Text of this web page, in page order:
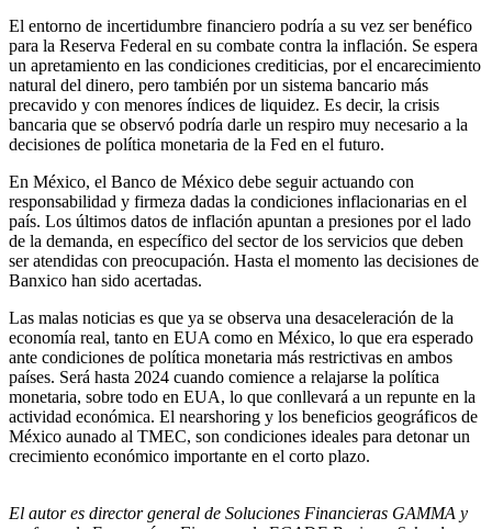
El entorno de incertidumbre financiero podría a su vez ser benéfico
para la Reserva Federal en su combate contra la inflación. Se espera
un apretamiento en las condiciones crediticias, por el encarecimiento
natural del dinero, pero también por un sistema bancario más
precavido y con menores índices de liquidez. Es decir, la crisis
bancaria que se observó podría darle un respiro muy necesario a la
decisiones de política monetaria de la Fed en el futuro.
En México, el Banco de México debe seguir actuando con
responsabilidad y firmeza dadas la condiciones inflacionarias en el
país. Los últimos datos de inflación apuntan a presiones por el lado
de la demanda, en específico del sector de los servicios que deben
ser atendidas con preocupación. Hasta el momento las decisiones de
Banxico han sido acertadas.
Las malas noticias es que ya se observa una desaceleración de la
economía real, tanto en EUA como en México, lo que era esperado
ante condiciones de política monetaria más restrictivas en ambos
países. Será hasta 2024 cuando comience a relajarse la política
monetaria, sobre todo en EUA, lo que conllevará a un repunte en la
actividad económica. El nearshoring y los beneficios geográficos de
México aunado al TMEC, son condiciones ideales para detonar un
crecimiento económico importante en el corto plazo.
El autor es director general de Soluciones Financieras GAMMA y